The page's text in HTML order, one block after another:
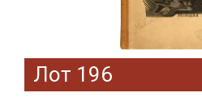
Лот 196